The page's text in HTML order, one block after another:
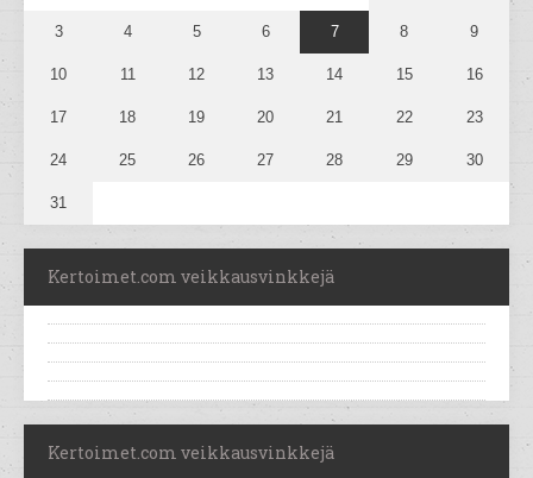
3 4 5 6 7 8 9
10 11 12 13 14 15 16
17 18 19 20 21 22 23
24 25 26 27 28 29 30
31
Kertoimet.com veikkausvinkkejä
Kertoimet.com veikkausvinkkejä